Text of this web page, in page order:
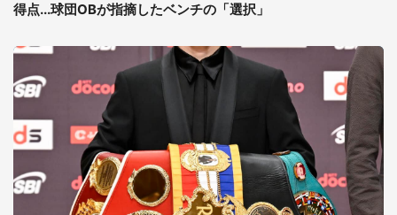
得点...球団OBが指摘したベンチの「選択」